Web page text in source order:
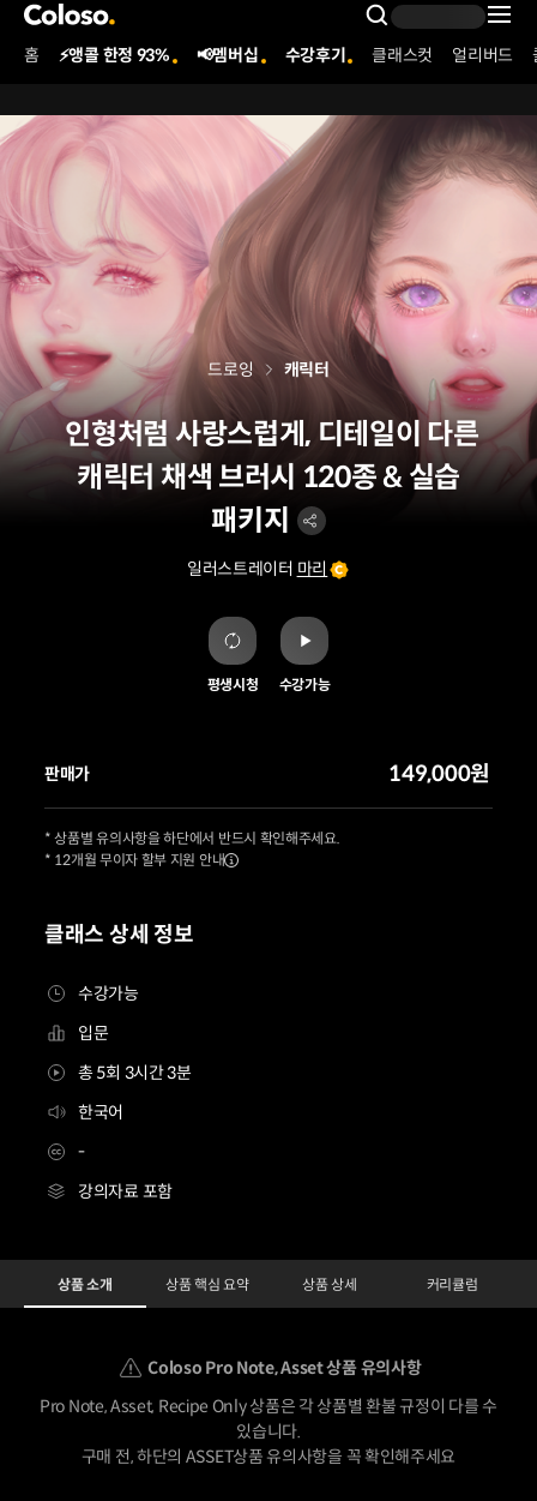
콜로소
Search
Coloso Menu
홈 ⚡앵콜 한정 93% 📢멤버십 수강후기 클래스컷 얼리버드
인형처럼 사랑스럽게, 디테일이 다른
캐릭터 채색 브러시 120종 & 실습
패키지
일러스트레이터 마리
드로잉 캐릭터
평생시청 수강가능
클래스 상세 정보
수강가능
입문
총 5회 3시간 3분
한국어
-
강의자료 포함
판매가 149,000원
* 상품별 유의사항을 하단에서 반드시 확인해주세요.
* 12개월 무이자 할부 지원 안내
[asset] 일러스트레이터 마리Details
Configuration Information Shortcuts
상품 소개 상품 핵심 요약 상품 상세 커리큘럼
Coloso Pro Note, Asset 상품 유의사항
Pro Note, Asset, Recipe Only 상품은 각 상품별 환불 규정이 다를 수
있습니다.
구매 전, 하단의 ASSET상품 유의사항을 꼭 확인해주세요